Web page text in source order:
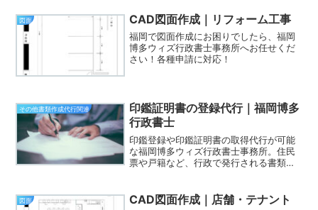
所へお任せください！
図面 CAD図面作成｜リフォーム工事
福岡で図面作成にお困りでしたら、福岡
博多ウィズ行政書士事務所へお任せくだ
さい！各種申請に対応！
その他書類作成代行関連
印鑑証明書の登録代行｜福岡博多
行政書士
印鑑登録や印鑑証明書の取得代行が可能
な福岡博多ウィズ行政書士事務所。住民
票や戸籍など、行政で発行される書類を
図面 CAD図面作成｜店舗・テナント